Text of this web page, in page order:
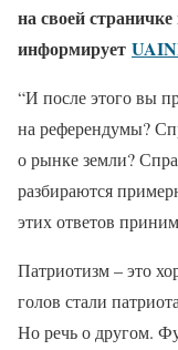
на своей
информирует
“И после этого вы
на референдумы?
о рынке земли?
разбираются
этих ответов
Патриотизм – это
голов стали
Но речь о другом.